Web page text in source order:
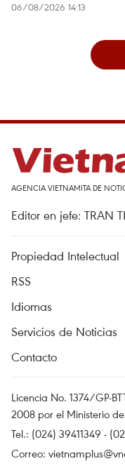
06/08/2026 14:13
AGENCIA VIETNAMITA DE
Editor en jefe: TRAN
Propiedad Intelectual
RSS
Idiomas
Servicios de Noticias
Contacto
Licencia No. 1374/GP-
2008 por el Ministerio
Tel.: (024) 39411349 -
Correo: